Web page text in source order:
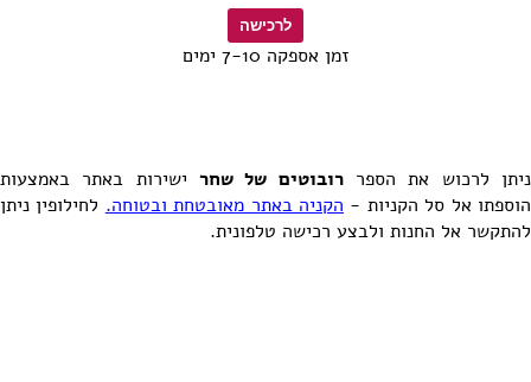
זמן אספקה 7-10 ימים
ניתן לרכוש את הספררובוטים של שחר ישירות באתר באמצעות
הוספתו אל סל הקניות - הקניה באתר מאובטחת ובטוחה. לחילופין ניתן
להתקשר אל החנות ולבצע רכישה טלפונית.